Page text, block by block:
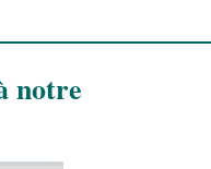
notre